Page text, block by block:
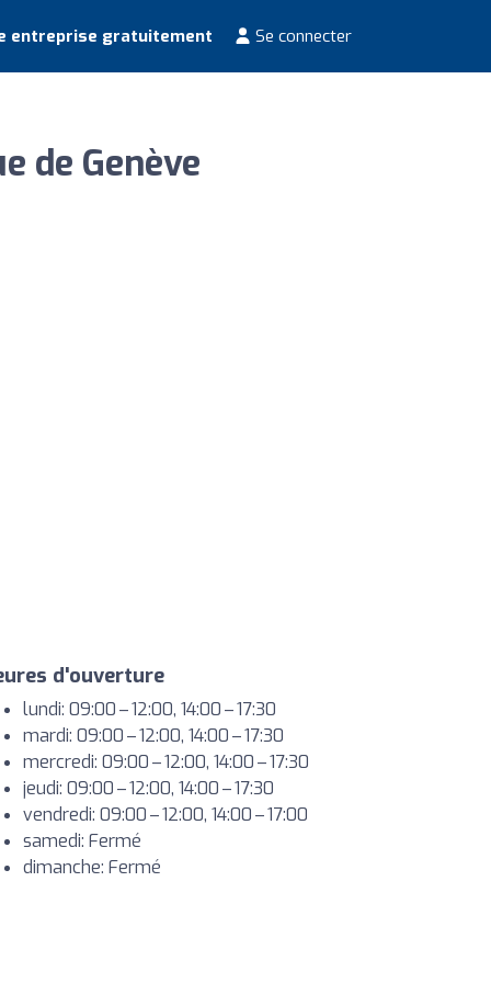
entreprise gratuitement Se connecter
de Genève
d'ouverture
lundi: 09:00 – 12:00, 14:00 – 17:30
mardi: 09:00 – 12:00, 14:00 – 17:30
mercredi: 09:00 – 12:00, 14:00 – 17:30
jeudi: 09:00 – 12:00, 14:00 – 17:30
vendredi: 09:00 – 12:00, 14:00 – 17:00
samedi: Fermé
dimanche: Fermé